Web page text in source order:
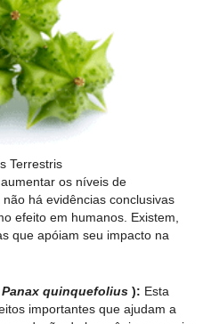
Terrestris
os níveis de
há evidências conclusivas
efeito em humanos. Existem,
que apóiam seu impacto na
Panax quinquefolius ): Esta
importantes que ajudam a